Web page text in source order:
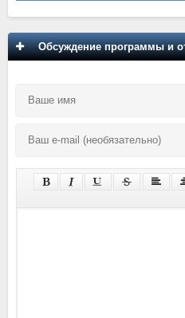
Обсуждение программы и